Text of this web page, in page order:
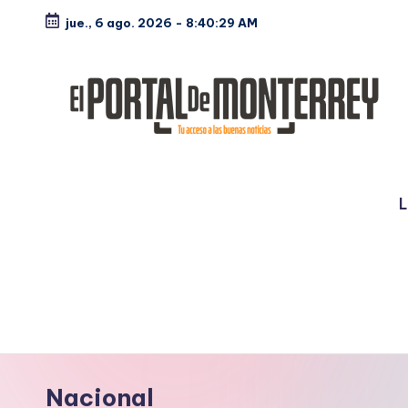
contenido
jue., 6 ago. 2026 - 8:40:30 AM
a
l
Nacional